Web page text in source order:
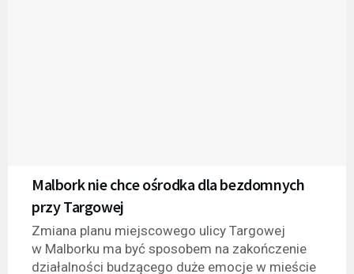
Malbork nie chce ośrodka dla bezdomnych
przy Targowej
Zmiana planu miejscowego ulicy Targowej
w Malborku ma być sposobem na zakończenie
działalności budzącego duże emocje w mieście